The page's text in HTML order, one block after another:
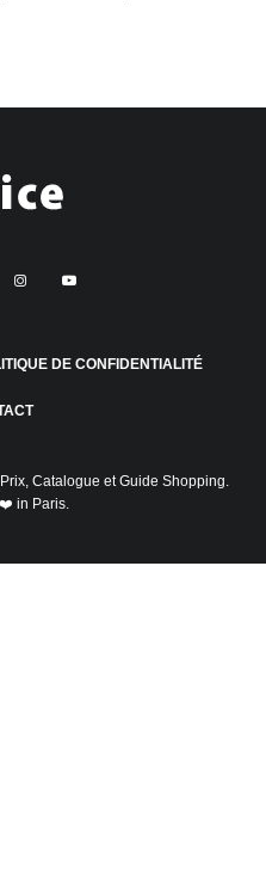
DE CONFIDENTIALITÉ
Catalogue et Guide Shopping.
in Paris.